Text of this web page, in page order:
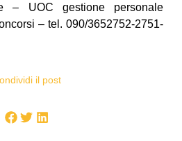
– UOC gestione personale
– tel. 090/3652752-2751-
il post